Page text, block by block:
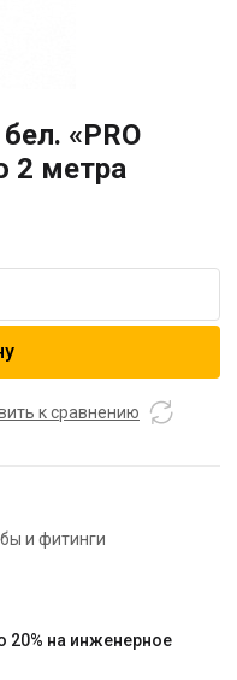
«PRO
2 метра
к сравнению
и фитинги
20% на инженерное